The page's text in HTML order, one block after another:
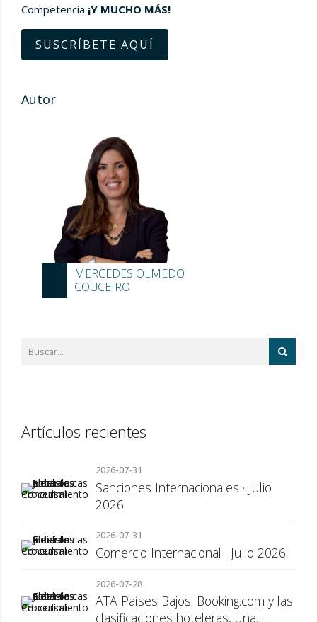
Competencia ¡Y MUCHO MÁS!
SUSCRÍBETE AQUÍ
Autor
MERCEDES OLMEDO
COUCEIRO
Artículos recientes
2026-07-31
Sanciones Internacionales · Julio
2026
2026-07-31
Comercio Internacional · Julio 2026
2026-07-28
ATA Países Bajos: Booking.com y las
clasificaciones hoteleras, una